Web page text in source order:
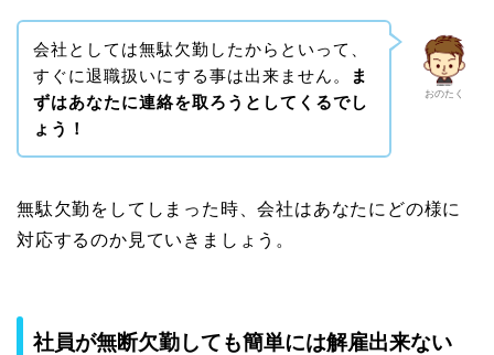
おのたく
会社としては無駄欠勤したからといって、
すぐに退職扱いにする事は出来ません。
ま
ずはあなたに連絡を取ろうとしてくるでし
ょう！
無駄欠勤をしてしまった時、会社はあなたにどの様に
対応するのか見ていきましょう。
社員が無断欠勤しても簡単には解雇出来ない